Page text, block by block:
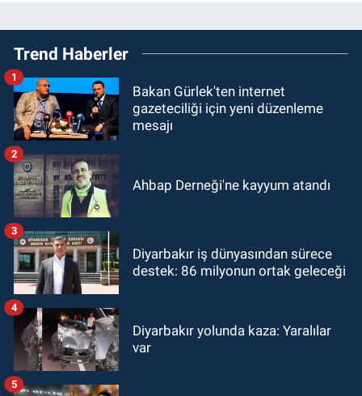
Trend Haberler
Bakan Gürlek'ten internet
gazeteciliği için yeni düzenleme
mesajı
1
Ahbap Derneği'ne kayyum atandı
2
Diyarbakır iş dünyasından sürece
destek: 86 milyonun ortak geleceği
3
Diyarbakır yolunda kaza: Yaralılar
var
4
5